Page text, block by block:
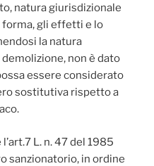
natura giurisdizionale
forma, gli effetti e lo
la natura
non è dato
essere considerato
sostitutiva rispetto a
L. n. 47 del 1985
sanzionatorio, in ordine